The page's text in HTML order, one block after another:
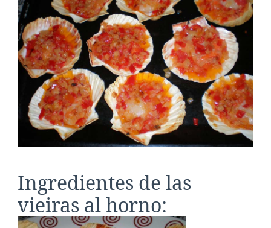
Ingredientes de las
vieiras al horno: